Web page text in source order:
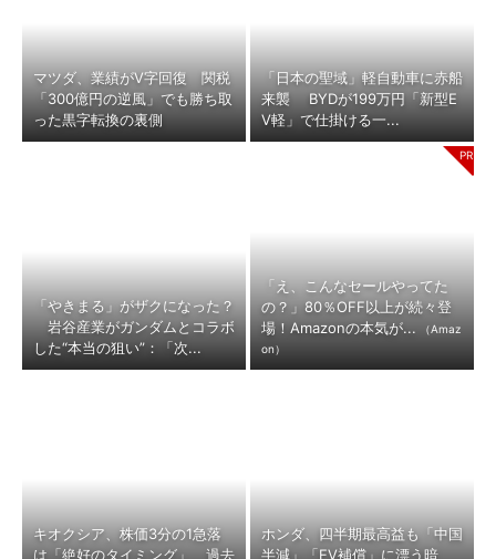
マツダ、業績がV字回復 関税
「300億円の逆風」でも勝ち取
った黒字転換の裏側
「日本の聖域」軽自動車に赤船
来襲 BYDが199万円「新型E
V軽」で仕掛ける一...
「やきまる」がザクになった？
岩谷産業がガンダムとコラボ
した“本当の狙い”：「次...
「え、こんなセールやってた
の？」80％OFF以上が続々登
場！Amazonの本気が...
（Amaz
on）
キオクシア、株価3分の1急落
は「絶好のタイミング」 過去
ホンダ、四半期最高益も「中国
半減」「EV補償」に漂う暗